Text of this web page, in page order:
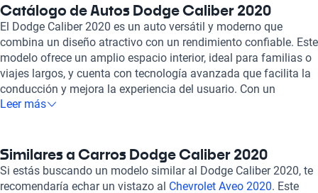
Catálogo de Autos Dodge Caliber 2020
El Dodge Caliber 2020 es un auto versátil y moderno que
combina un diseño atractivo con un rendimiento confiable. Este
modelo ofrece un amplio espacio interior, ideal para familias o
viajes largos, y cuenta con tecnología avanzada que facilita la
conducción y mejora la experiencia del usuario. Con un
enfoque en la eficiencia y la comodidad, el Dodge Caliber 2020
Kavak, nos enorgullece ser una compañía comprometida con la
satisfacción de nuestros clientes. Cada auto en nuestro
inventario ha sido cuidadosamente seleccionado e
Leer más
Similares a Carros Dodge Caliber 2020
Si estás buscando un modelo similar al Dodge Caliber 2020, te
recomendaría echar un vistazo al Chevrolet Aveo 2020. Este